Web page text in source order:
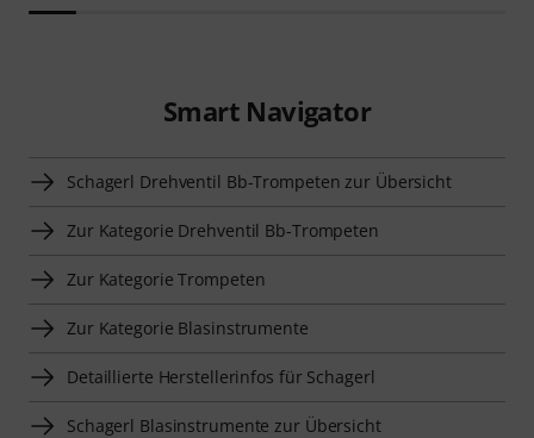
Smart Navigator
Schagerl Drehventil Bb-Trompeten zur Übersicht
Zur Kategorie Drehventil Bb-Trompeten
Zur Kategorie Trompeten
Zur Kategorie Blasinstrumente
Detaillierte Herstellerinfos für Schagerl
Schagerl Blasinstrumente zur Übersicht